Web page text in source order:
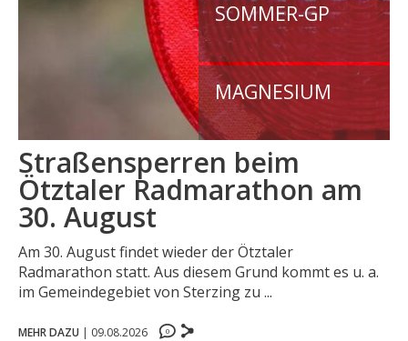
SOMMER-GP
MAGNESIUM
Straßensperren beim
Ötztaler Radmarathon am
30. August
Am 30. August findet wieder der Ötztaler
Radmarathon statt. Aus diesem Grund kommt es u. a.
im Gemeindegebiet von Sterzing zu ...
MEHR DAZU | 09.08.2026 0
0